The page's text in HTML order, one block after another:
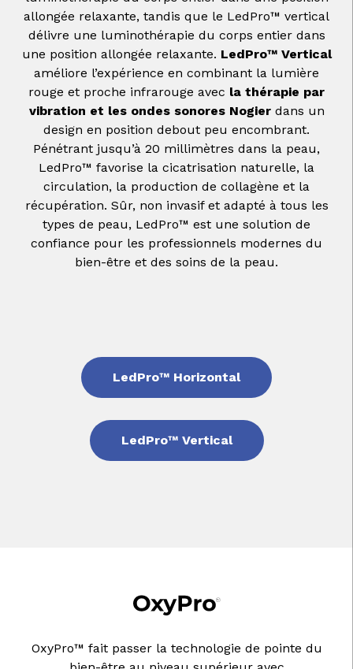
allongée relaxante, tandis que le LedPro™ vertical
délivre une luminothérapie du corps entier dans
une position allongée relaxante. LedPro™ Vertical
améliore l’expérience en combinant la lumière
rouge et proche infrarouge avec la thérapie par
vibration et les ondes sonores Nogierdans un
design en position debout peu encombrant.
Pénétrant jusqu’à 20 millimètres dans la peau,
LedPro™ favorise la cicatrisation naturelle, la
circulation, la production de collagène et la
récupération. Sûr, non invasif et adapté à tous les
types de peau, LedPro™ est une solution de
confiance pour les professionnels modernes du
bien-être et des soins de la peau.
LedPro™ Horizontal
LedPro™ Vertical
OxyPro™ fait passer la technologie de pointe du